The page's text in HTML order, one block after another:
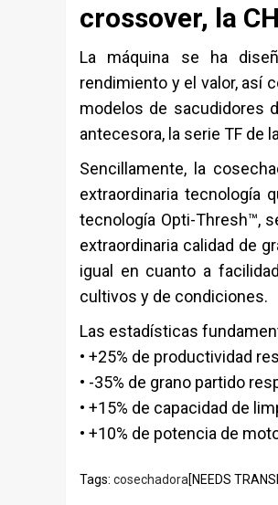
crossover, la
La máquina se ha
rendimiento y el valor, así
modelos de sacudidores
antecesora, la serie TF de
Sencillamente, la
extraordinaria tecnología
tecnología Opti-Thresh™,
extraordinaria calidad de
igual en cuanto a
cultivos y de condiciones.
Las estadísticas
• +25% de productividad
• -35% de grano partido
• +15% de capacidad de
• +10% de potencia de
Tags: cosechadora[NEEDS